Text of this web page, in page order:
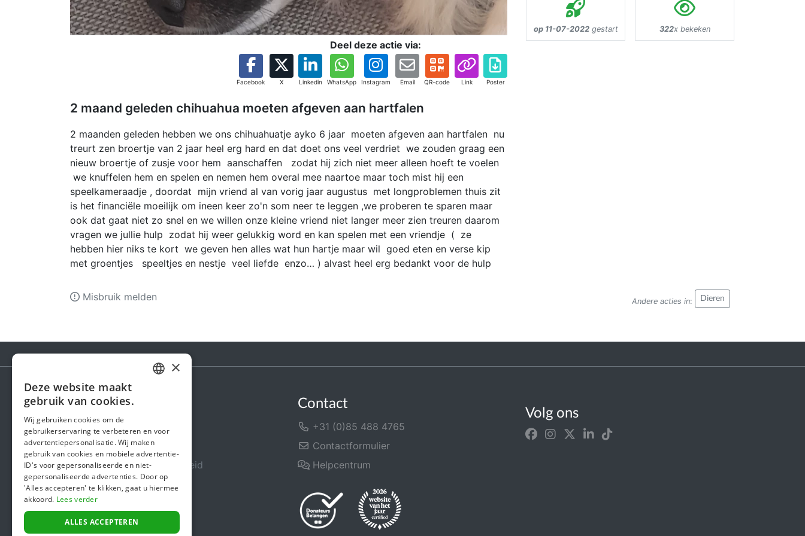
Deel deze actie via:
Facebook X Linkedin WhatsApp Instagram Email QR-code Link Poster
2 maand geleden chihuahua moeten afgeven aan hartfalen
2 maanden geleden hebben we ons chihuahuatje ayko 6 jaar moeten afgeven aan hartfalen nu
treurt zen broertje van 2 jaar heel erg hard en dat doet ons veel verdriet we zouden graag een
nieuw broertje of zusje voor hem aanschaffen zodat hij zich niet meer alleen hoeft te voelen
we knuffelen hem en spelen en nemen hem overal mee naartoe maar toch mist hij een
speelkameraadje , doordat mijn vriend al van vorig jaar augustus met longproblemen thuis zit
is het financiële moeilijk om ineen keer zo'n som neer te leggen ,we proberen te sparen maar
ook dat gaat niet zo snel en we willen onze kleine vriend niet langer meer zien treuren daarom
vragen we jullie hulp zodat hij weer gelukkig word en kan spelen met een vriendje ( ze
hebben hier niks te kort we geven hen alles wat hun hartje maar wil goed eten en verse kip
met groentjes speeltjes en nestje veel liefde enzo… ) alvast heel erg bedankt voor de hulp
op 11-07-2022gestart 322x bekeken
Andere acties in: Dieren
Misbruik melden
Steunactie
Over ons
In de media
Veiligheid & Betrouwbaarheid
Algemene voorwaarden
Privacybeleid
Cookiebeleid
Contact
+31 (0)85 488 4765
Contactformulier
Helpcentrum
Volg ons
ENGLISH
×
Deze website maakt
gebruik van cookies.
Wij gebruiken cookies om de
gebruikerservaring te verbeteren en voor
advertentiepersonalisatie. Wij maken
gebruik van cookies en mobiele advertentie-
ID's voor gepersonaliseerde en niet-
gepersonaliseerde advertenties. Door op
'Alles accepteren' te klikken, gaat u hiermee
akkoord. Lees verder
ALLES ACCEPTEREN